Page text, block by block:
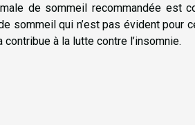
de sommeil recommandée est
sommeil qui n’est pas évident pour
à la lutte contre l’insomnie.